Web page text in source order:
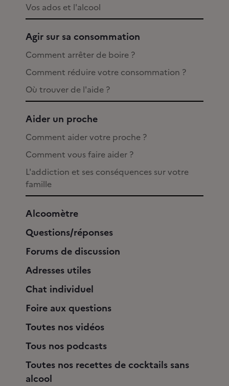
Vos ados et l'alcool
Agir sur sa consommation
Comment arrêter de boire ?
Comment réduire votre consommation ?
Où trouver de l'aide ?
Aider un proche
Comment aider votre proche ?
Comment vous faire aider ?
L'addiction et ses conséquences sur votre
famille
Alcoomètre
Questions/réponses
Forums de discussion
Adresses utiles
Chat individuel
Foire aux questions
Toutes nos vidéos
Tous nos podcasts
Toutes nos recettes de cocktails sans
alcool